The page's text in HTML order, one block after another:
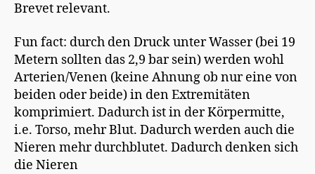
Brevet relevant.
Fun fact: durch den Druck unter Wasser (bei 19
Metern sollten das 2,9 bar sein) werden wohl
Arterien/Venen (keine Ahnung ob nur eine von
beiden oder beide) in den Extremitäten
komprimiert. Dadurch ist in der Körpermitte,
i.e. Torso, mehr Blut. Dadurch werden auch die
Nieren mehr durchblutet. Dadurch denken sich
die Nieren